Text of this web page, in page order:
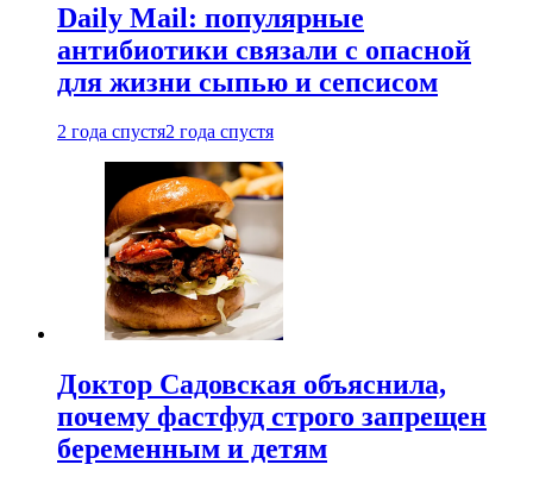
Daily Mail: популярные
антибиотики связали с опасной
для жизни сыпью и сепсисом
2 года спустя2 года спустя
Доктор Садовская объяснила,
почему фастфуд строго запрещен
беременным и детям